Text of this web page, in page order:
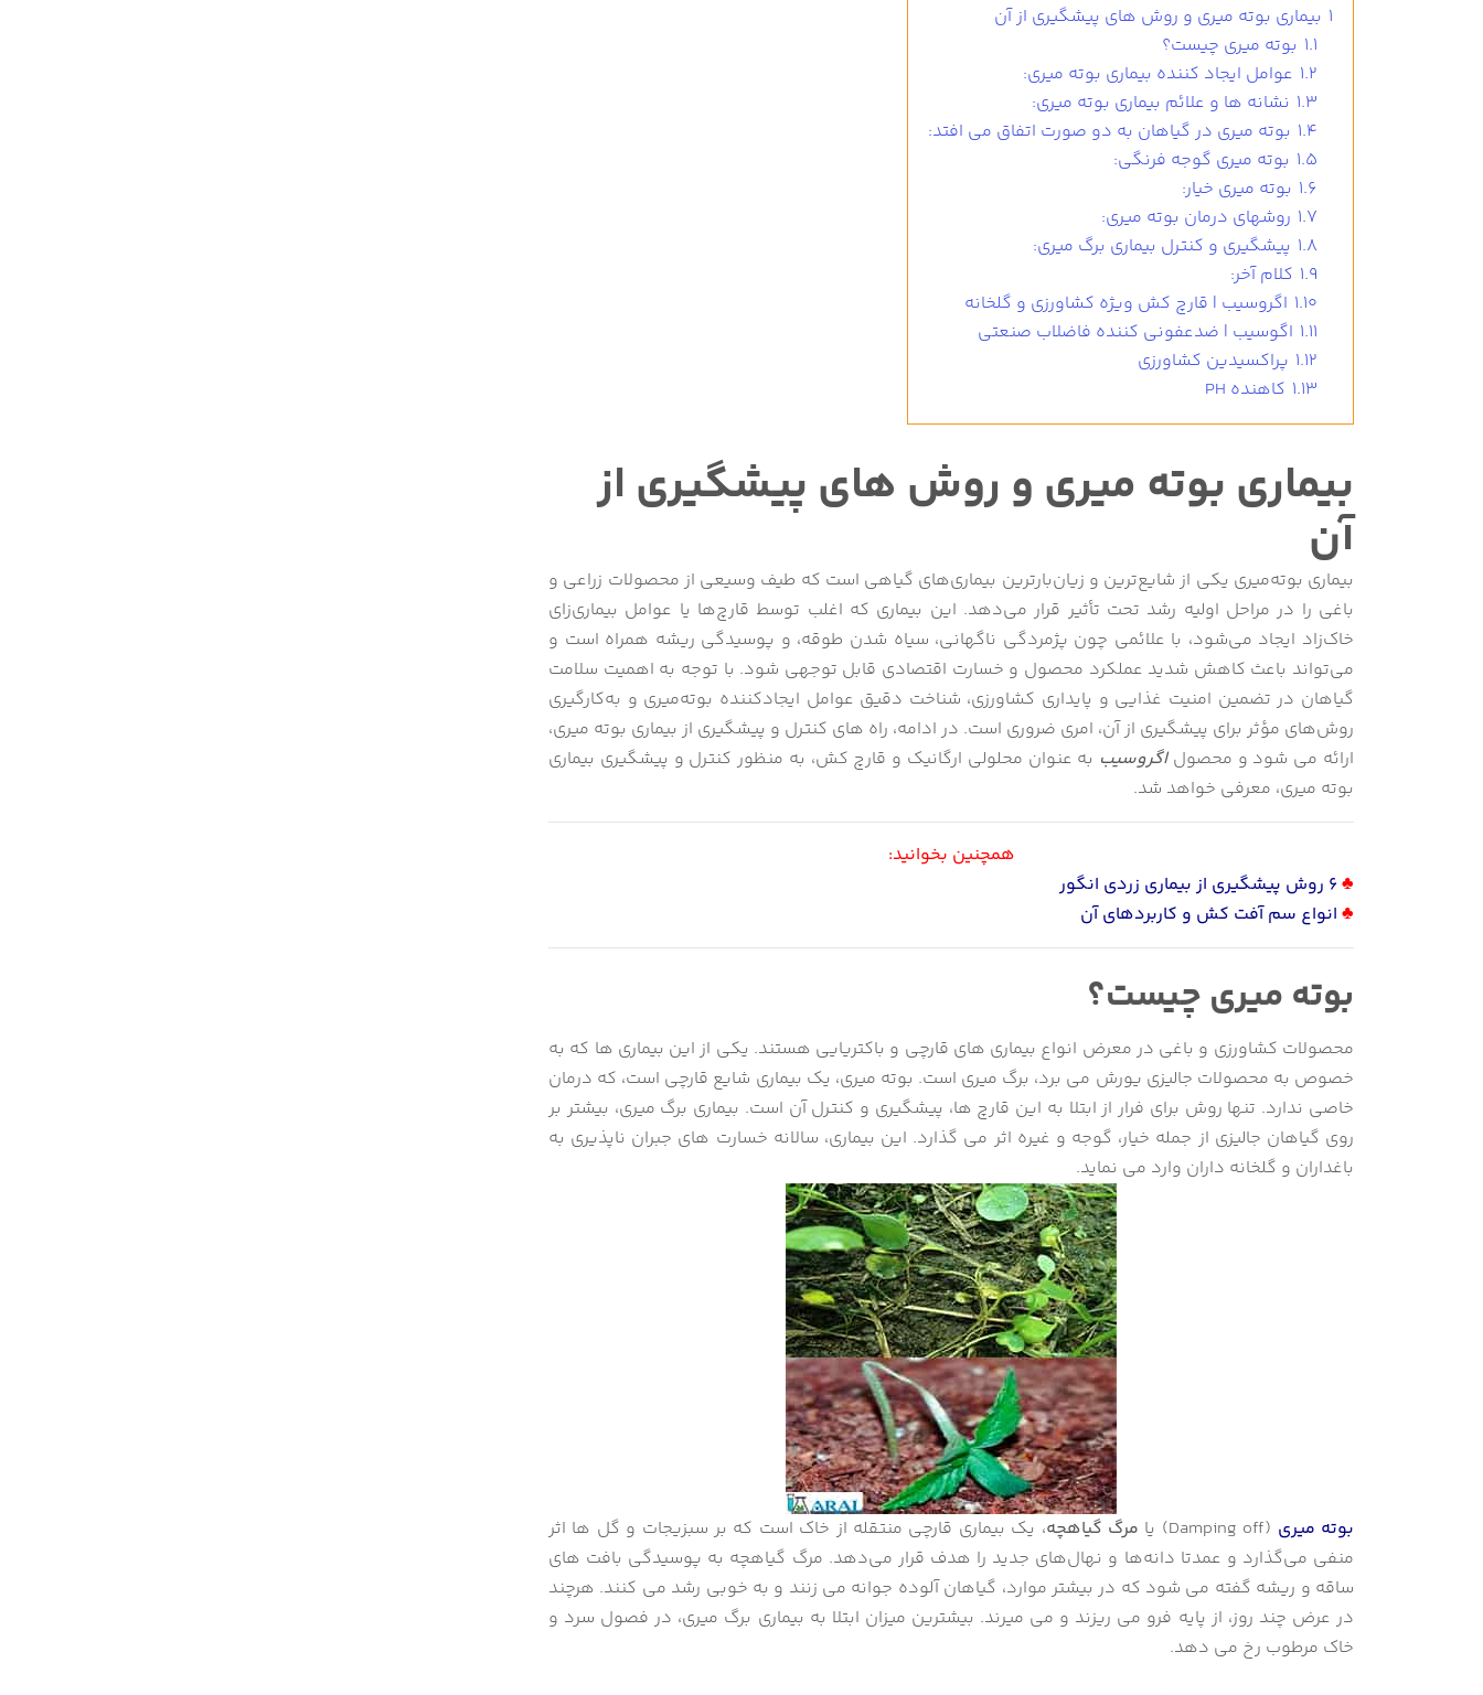
1 بیماری بوته میری و روش های پیشگیری از آن
1.1 بوته میری چیست؟
1.2 عوامل ایجاد کننده بیمارى بوته میری:
1.3 نشانه ها و علائم بیمارى بوته میری:
1.4 بوته میری در گیاهان به دو صورت اتفاق می افتد:
1.5 بوته میری گوجه فرنگی:
1.6 بوته میری خیار:
1.7 روشهای درمان بوته میری:
1.8 پیشگیری و کنترل بیماری برگ میری:
1.9 کلام آخر:
1.10 اگروسیب | قارچ کش ویژه کشاورزی و گلخانه
1.11 اگوسیب | ضدعفونی کننده فاضلاب صنعتی
1.12 پراکسیدین کشاورزی
1.13 کاهنده PH
بیماری بوته میری و روش های پیشگیری از
آن
بیماری بوته‌میری یکی از شایع‌ترین و زیان‌بارترین بیماری‌های گیاهی است که طیف وسیعی از محصولات زراعی و
باغی را در مراحل اولیه رشد تحت تأثیر قرار می‌دهد. این بیماری که اغلب توسط قارچ‌ها یا عوامل بیماری‌زای
خاک‌زاد ایجاد می‌شود، با علائمی چون پژمردگی ناگهانی، سیاه شدن طوقه، و پوسیدگی ریشه همراه است و
می‌تواند باعث کاهش شدید عملکرد محصول و خسارت اقتصادی قابل توجهی شود. با توجه به اهمیت سلامت
گیاهان در تضمین امنیت غذایی و پایداری کشاورزی، شناخت دقیق عوامل ایجادکننده بوته‌میری و به‌کارگیری
روش‌های مؤثر برای پیشگیری از آن، امری ضروری است. در ادامه، راه های کنترل و پیشگیری از بیماری بوته میری،
ارائه می شود و محصولاگروسیب به عنوان محلولی ارگانیک و قارچ کش، به منظور کنترل و پیشگیری بیماری
بوته میری، معرفی خواهد شد.
همچنین بخوانید:
♣6 روش پیشگیری از بیماری زردی انگور
♣ انواع سم آفت کش و کاربردهای آن
بوته میری چیست؟
محصولات کشاورزی و باغی در معرض انواع بیماری های قارچی و باکتریایی هستند. یکی از این بیماری ها که به
خصوص به محصولات جالیزی یورش می برد، برگ میری است. بوته میری، یک بیماری شایع قارچی است، که درمان
خاصی ندارد. تنها روش برای فرار از ابتلا به این قارچ ها، پیشگیری و کنترل آن است. بیماری برگ میری، بیشتر بر
روی گیاهان جالیزی از جمله خیار، گوجه و غیره اثر می گذارد. این بیماری، سالانه خسارت های جبران ناپذیری به
باغداران و گلخانه داران وارد می نماید.
بوته میری (Damping off) یا مرگ گیاهچه، یک بیماری قارچی منتقله از خاک است که بر سبزیجات و گل ها اثر
منفی می‌گذارد و عمدتا دانه‌ها و نهال‌های جدید را هدف قرار می‌دهد. مرگ گیاهچه به پوسیدگی بافت های
ساقه و ریشه گفته می شود که در بیشتر موارد، گیاهان آلوده جوانه می زنند و به خوبی رشد می کنند. هرچند
در عرض چند روز، از پایه فرو می ریزند و می میرند. بیشترین میزان ابتلا به بیماری برگ میری، در فصول سرد و
خاک مرطوب رخ می دهد.